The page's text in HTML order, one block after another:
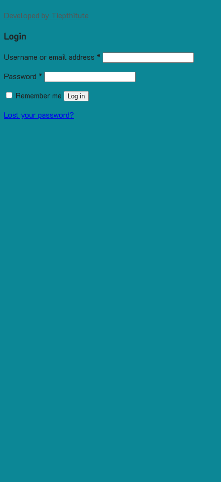
Developed by Tiepthitute
Login
Username or email address *
Password *
Remember me
Log in
Lost your password?